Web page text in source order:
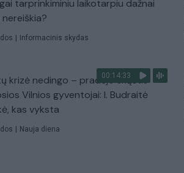
tarprinkiminiu laikotarpiu dažnai
nereiškia?
| Informacinis skydas
00:14:33
krizė nedingo – pradėjo skųstis
Vilnios gyventojai: I. Budraitė
kas vyksta
| Nauja diena